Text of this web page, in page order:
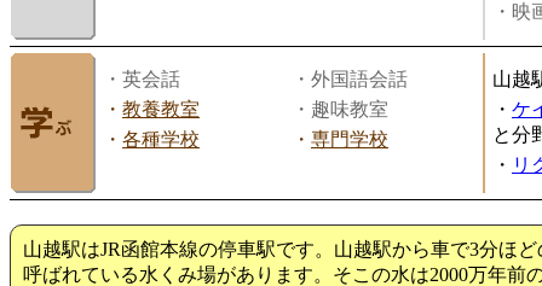
・映
・英会話
・外国語会話
・ 教養教室
・趣味教室
・ 各種学校 ・ 専門学校
山越
・ ケ
と分
・ リ
山越駅はJR函館本線の停車駅です。山越駅から車で3分ほ
呼ばれている水くみ場があります。そこの水は2000万年前